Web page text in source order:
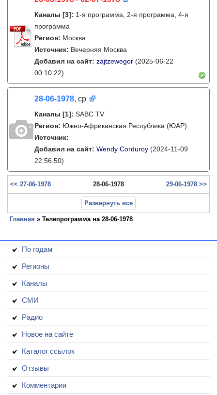
Каналы [3]: 1-я программа, 2-я программа, 4-я
программа
Регион: Москва
Источник: Вечерняя Москва
Добавил на сайт: zajtzewegor (2025-06-22
00:10:22)
28-06-1978, ср
Каналы [1]: SABC TV
Регион: Южно-Африканская Республика (ЮАР)
Источник:
Добавил на сайт: Wendy Corduroy (2024-11-09
22:56:50)
<< 27-06-1978 28-06-1978 29-06-1978 >>
Развернуть все
Главная » Телепрограмма на 28-06-1978
По годам
Регионы
Каналы
СМИ
Радио
Новое на сайте
Каталог ссылок
Отзывы
Комментарии